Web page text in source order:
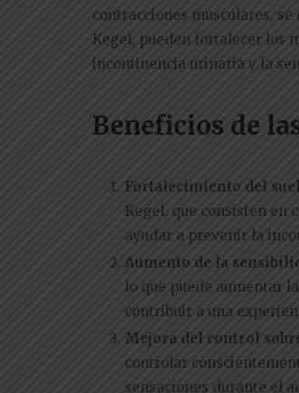
contracciones musculares,
Kegel, pueden fortalecer los
incontinencia urinaria y la
Beneficios de
Fortalecimiento del
Kegel, que consisten en
ayudar a prevenir la
Aumento de la
lo que puede aumentar
contribuir a una
Mejora del control
controlar
sensaciones durante el